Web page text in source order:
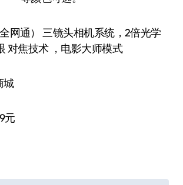
网通） 三镜头相机系统，2倍光学
对焦技术 ，电影大师模式
城
元